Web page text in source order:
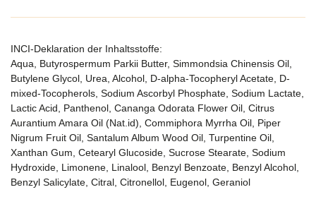
INCI-Deklaration der Inhaltsstoffe:
Aqua, Butyrospermum Parkii Butter, Simmondsia Chinensis Oil,
Butylene Glycol, Urea, Alcohol, D-alpha-Tocopheryl Acetate, D-
mixed-Tocopherols, Sodium Ascorbyl Phosphate, Sodium Lactate,
Lactic Acid, Panthenol, Cananga Odorata Flower Oil, Citrus
Aurantium Amara Oil (Nat.id), Commiphora Myrrha Oil, Piper
Nigrum Fruit Oil, Santalum Album Wood Oil, Turpentine Oil,
Xanthan Gum, Cetearyl Glucoside, Sucrose Stearate, Sodium
Hydroxide, Limonene, Linalool, Benzyl Benzoate, Benzyl Alcohol,
Benzyl Salicylate, Citral, Citronellol, Eugenol, Geraniol